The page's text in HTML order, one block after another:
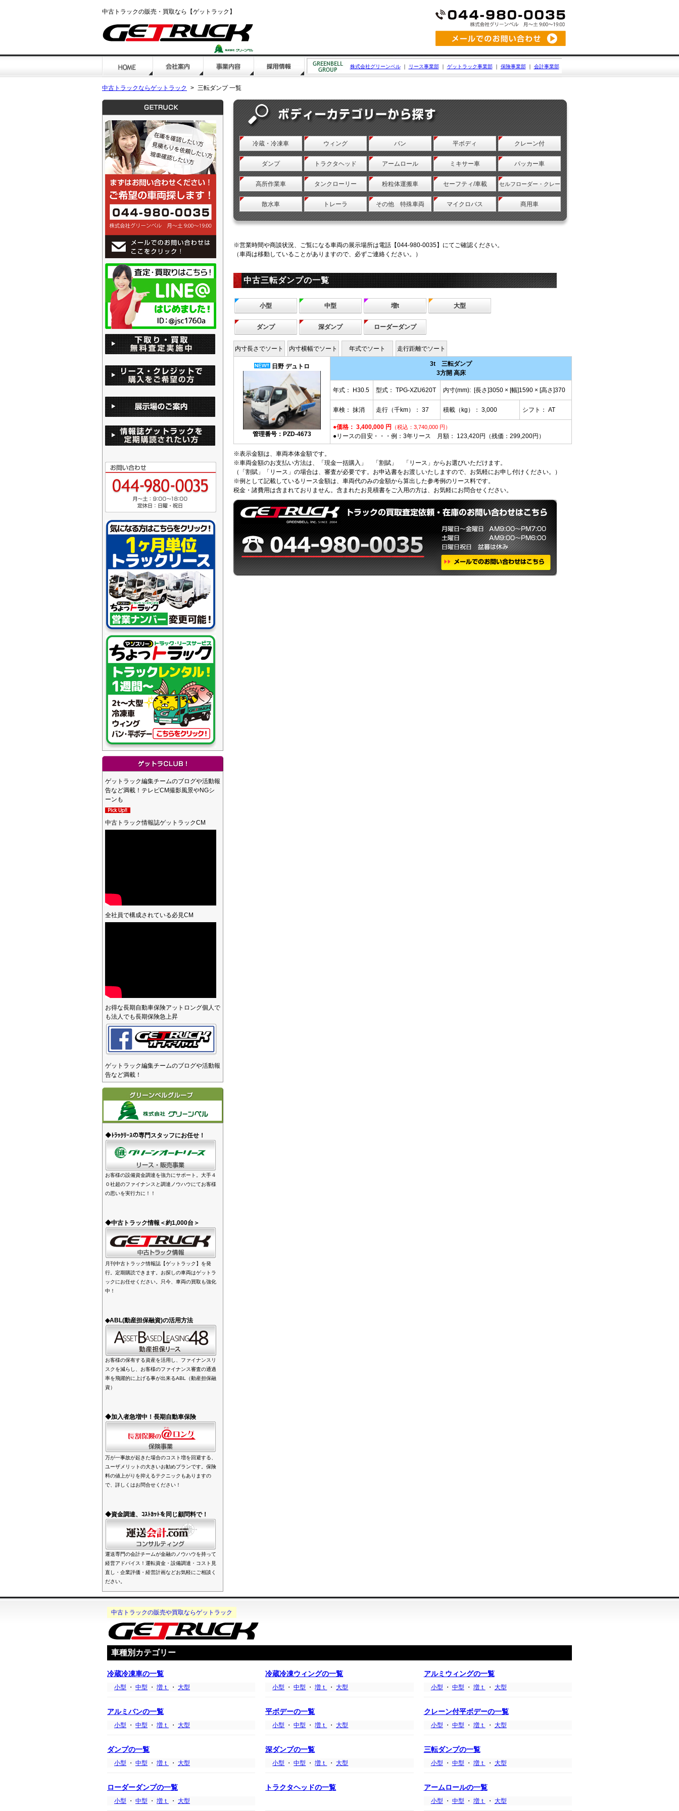
中古トラックの販売・買取なら【ゲットラック】
株式会社グリーンベル｜ リース事業部｜ ゲットラック事業部｜ 保険事業部｜ 会計事業部
中古トラックならゲットラック 三転ダンプ 一覧
ゲットラック編集チームのブログや活動報
告など満載！テレビCM撮影風景やNGシ
ーンも
中古トラック情報誌ゲットラックCM
全社員で構成されている必見CM
お得な長期自動車保険アットロング個人で
も法人でも長期保険急上昇
ゲットラック編集チームのブログや活動報
告など満載！
◆ﾄﾗｯｸﾘｰｽの専門スタッフにお任せ！
お客様の設備資金調達を強力にサポート。大手４
０社超のファイナンスと調達ノウハウにてお客様
の思いを実行力に！！
◆中古トラック情報＜約1,000台＞
月刊中古トラック情報誌【ゲットラック】を発
行。定期購読できます。お探しの車両はゲットラ
ックにお任せください。只今、車両の買取も強化
中！
◆ABL(動産担保融資)の活用方法
お客様の保有する資産を活用し、ファイナンスリ
スクを減らし、お客様のファイナンス審査の通過
率を飛躍的に上げる事が出来るABL（動産担保融
資）
◆加入者急増中！長期自動車保険
万が一事故が起きた場合のコスト増を回避する、
ユーザメリットの大きいお勧めプランです。保険
料の値上がりを抑えるテクニックもありますの
で、詳しくはお問合せください！
◆資金調達、ｺｽﾄｶｯﾄを同じ顧問料で！
運送専門の会計チームが金融のノウハウを持って
経営アドバイス！運転資金・設備調達・コスト見
直し・企業評価・経営計画などお気軽にご相談く
ださい。
冷蔵・冷凍車 ウィング バン 平ボディ クレーン付
ダンプ トラクタヘッド アームロール ミキサー車 パッカー車
高所作業車 タンクローリー 粉粒体運搬車 セーフティ/車載 セルフローダー・クレー
ン
散水車 トレーラ その他 特殊車両 マイクロバス 商用車
※営業時間や商談状況、ご覧になる車両の展示場所は電話【044-980-0035】にてご確認ください。
（車両は移動していることがありますので、必ずご連絡ください。）
中古三転ダンプの一覧
小型 中型 増t 大型
ダンプ 深ダンプ ローダーダンプ
内寸長さでソート 内寸横幅でソート 年式でソート 走行距離でソート
日野 デュトロ
管理番号：PZD-4673
3t 三転ダンプ
3方開 高床
年式： H30.5 型式： TPG-XZU620T 内寸(mm): [長さ]3050 × [幅]1590 × [高さ]370
車検： 抹消 走行（千km）： 37 積載（kg）： 3,000 シフト： AT
●価格： 3,400,000 円 （税込：3,740,000 円）
●リースの目安・・・例：3年リース 月額： 123,420円（残価：299,200円）
※表示金額は、車両本体金額です。
※車両金額のお支払い方法は、「現金一括購入」 「割賦」 「リース」からお選びいただけます。
（「割賦」「リース」の場合は、審査が必要です。お申込書をお渡しいたしますので、お気軽にお申し付けください。）
※例として記載しているリース金額は、車両代のみの金額から算出した参考例のリース料です。
税金・諸費用は含まれておりません。含まれたお見積書をご入用の方は、お気軽にお問合せください。
中古トラックの販売や買取ならゲットラック
車種別カテゴリー
冷蔵冷凍車の一覧
小型 ・ 中型 ・ 増ｔ ・ 大型
冷蔵冷凍ウィングの一覧
小型 ・中型 ・増ｔ ・大型
アルミウィングの一覧
小型 ・ 中型 ・ 増ｔ ・ 大型
アルミバンの一覧
小型 ・ 中型 ・ 増ｔ ・ 大型
平ボデーの一覧
小型 ・中型 ・増ｔ ・大型
クレーン付平ボデーの一覧
小型 ・ 中型 ・ 増ｔ ・ 大型
ダンプの一覧
小型 ・ 中型 ・ 増ｔ ・ 大型
深ダンプの一覧
小型 ・中型 ・増ｔ ・大型
三転ダンプの一覧
小型 ・ 中型 ・ 増ｔ ・ 大型
ローダーダンプの一覧
小型 ・ 中型 ・ 増ｔ ・ 大型
トラクタヘッドの一覧 アームロールの一覧
小型 ・ 中型 ・ 増ｔ ・ 大型